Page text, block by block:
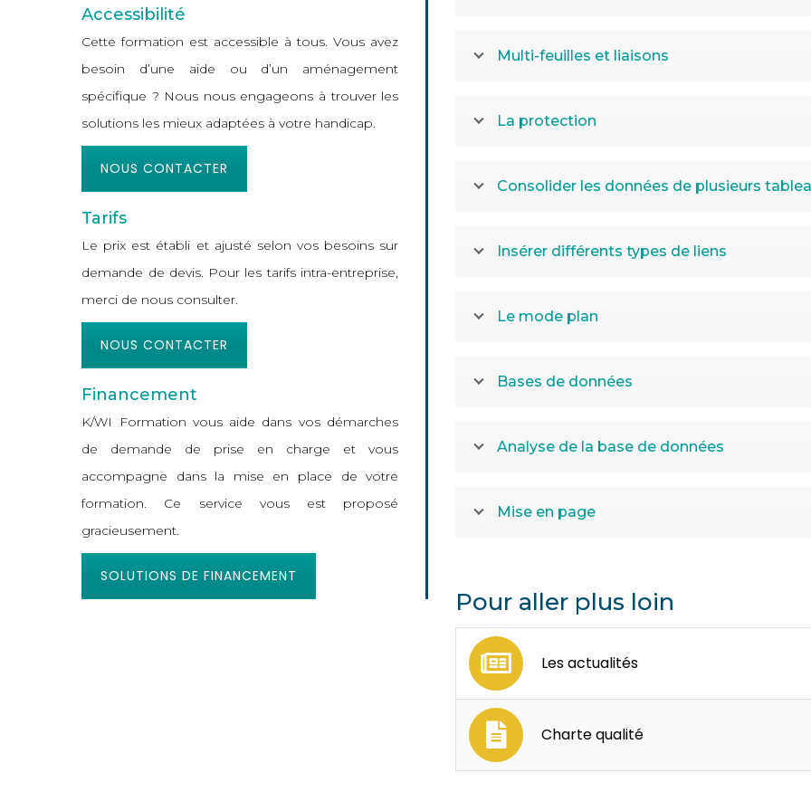
Accessibilité
Cette formation est accessible à tous. Vous avez
besoin d’une aide ou d’un aménagement
spécifique ? Nous nous engageons à trouver les
solutions les mieux adaptées à votre handicap.
NOUS CONTACTER
Tarifs
Le prix est établi et ajusté selon vos besoins sur
demande de devis. Pour les tarifs intra-entreprise,
merci de nous consulter.
NOUS CONTACTER
Financement
K/WI Formation vous aide dans vos démarches
de demande de prise en charge et vous
accompagne dans la mise en place de votre
formation. Ce service vous est proposé
gracieusement.
SOLUTIONS DE FINANCEMENT
Multi-feuilles et liaisons
La protection
Consolider les données de plusieurs
Insérer différents types de liens
Le mode plan
Bases de données
Analyse de la base de données
Mise en page
Pour aller plus loin
Les actualités
Charte qualité